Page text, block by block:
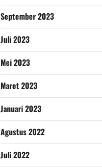
September 2023
Juli 2023
Mei 2023
Maret 2023
Januari 2023
Agustus 2022
Juli 2022